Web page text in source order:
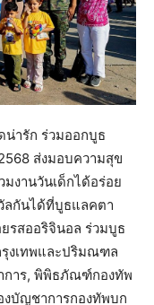
ารัก ร่วมออกบูธ
ส่งมอบความสุข
งานวันเด็กได้อร่อย
ลกันได้ที่บูธแลคตา
รสออริจินอล ร่วมบูธ
งเทพและปริมณฑล
การ, พิพิธภัณฑ์กองทัพ
งบัญชาการกองทัพบก